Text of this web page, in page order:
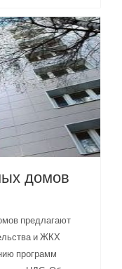
домов
предлагают
и ЖКХ
программ